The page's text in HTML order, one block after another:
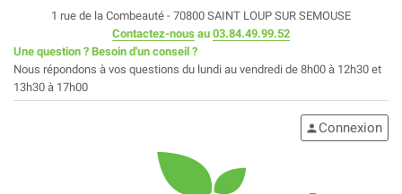
1 rue de la Combeauté - 70800 SAINT LOUP SUR SEMOUSE
Contactez-nous au 03.84.49.99.52
Une question ? Besoin d'un conseil ?
Nous répondons à vos questions du lundi au vendredi de 8h00 à 12h30 et
13h30 à 17h00
person Connexion